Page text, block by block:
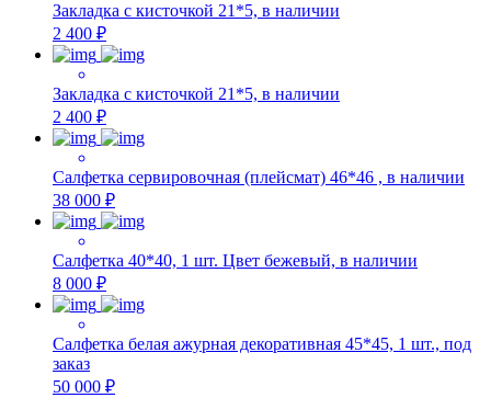
Закладка с кисточкой 21*5, в наличии
2 400 ₽
Закладка с кисточкой 21*5, в наличии
2 400 ₽
Салфетка сервировочная (плейсмат) 46*46 , в наличии
38 000 ₽
Салфетка 40*40, 1 шт. Цвет бежевый, в наличии
8 000 ₽
Салфетка белая ажурная декоративная 45*45, 1 шт., под
заказ
50 000 ₽